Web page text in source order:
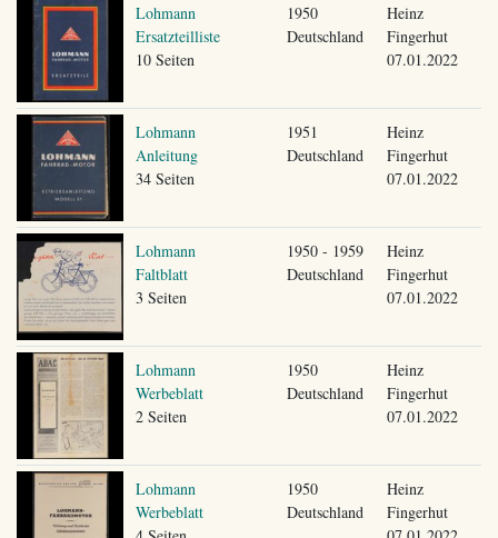
Lohmann
Ersatzteilliste
10 Seiten
1950
Deutschland
Heinz
Fingerhut
07.01.2022
Lohmann
Anleitung
34 Seiten
1951
Deutschland
Heinz
Fingerhut
07.01.2022
Lohmann
Faltblatt
3 Seiten
1950 - 1959
Deutschland
Heinz
Fingerhut
07.01.2022
Lohmann
Werbeblatt
2 Seiten
1950
Deutschland
Heinz
Fingerhut
07.01.2022
Lohmann
Werbeblatt
1950
Deutschland
Heinz
Fingerhut